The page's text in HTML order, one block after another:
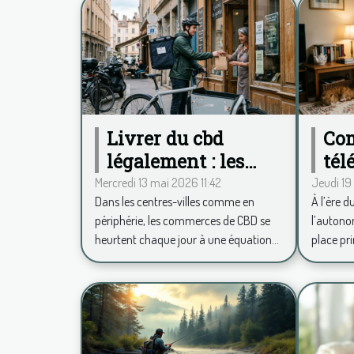
Livrer du cbd
légalement : les
défis quotidiens des
commerces
français
Mercredi 13 mai 2026 11:42
Dans les centres-villes comme en
périphérie, les commerces de CBD se
heurtent chaque jour à une équation...
Jeudi
À l’ère
place